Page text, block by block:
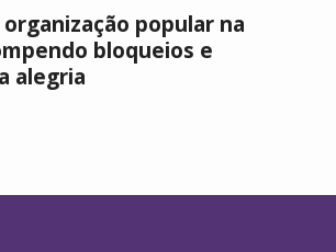
popular na
bloqueios e
alegria